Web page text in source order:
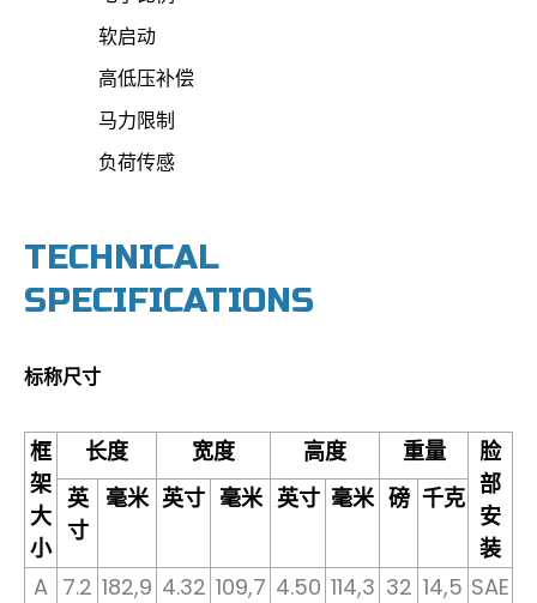
软启动
高低压补偿
马力限制
负荷传感
TECHNICAL
SPECIFICATIONS
标称尺寸
框
架
大
小
长度 宽度 高度 重量
脸
部
安
装
英
寸
毫米 英寸 毫米 英寸 毫米 磅 千克
A 7.2 182,9 4.32 109,7 4.50 114,3 32 14,5 SAE